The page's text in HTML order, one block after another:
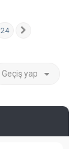
24
Geçiş yap